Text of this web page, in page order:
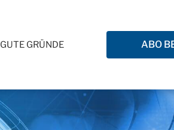
GUTE GRÜNDE ABO